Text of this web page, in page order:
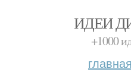
ИДЕИ
+1000
главная